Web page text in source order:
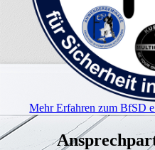
Mehr Erfahren zum BfSD